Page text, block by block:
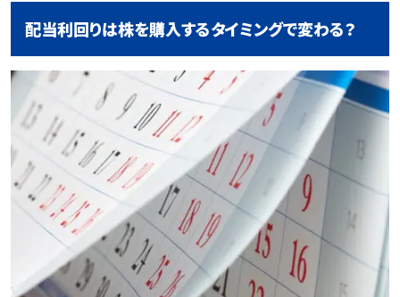
配当利回りは株を購入するタイミングで変わる？